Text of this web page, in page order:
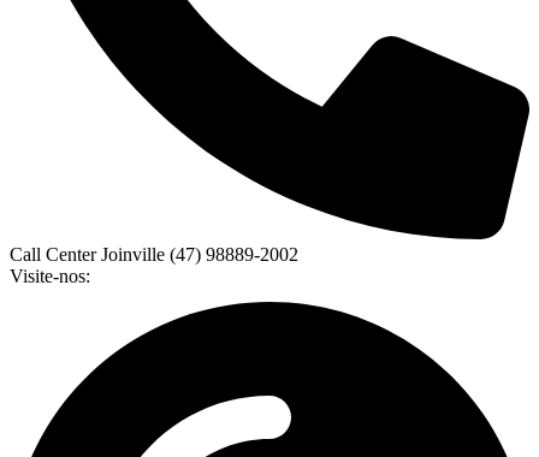
Call Center Joinville (47) 98889-2002
Visite-nos: